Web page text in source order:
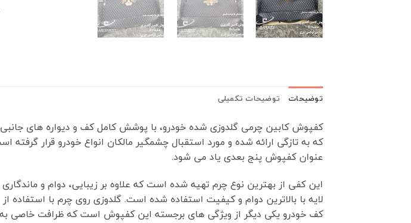
توضیحات توضیحات تکمیلی
کفپوش کابین چرمی گلدوزی شده خودرو، با پوشش کامل کف و دیواره های
که به تازگی ارائه شده و مورد استقبال چشمگیر مالکان انواع خودرو قرار
عنوان کفپوش پنج بعدی یاد می شود.
این کفی از بهترین نوع چرم تهیه شده است که علاوه بر زیبایی، دوام و
لایه با بالاترین دوام و کیفیت استفاده شده است. گلدوزی روی چرم با استفاده
کف خودرو یکی دیگر از ویژگی های برجسته این کفپوش است که ظرافت خاصی